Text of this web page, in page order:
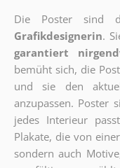
Die Poster sind
Grafikdesignerin.
garantiert
bemüht sich, die
und sie den
anzupassen. Poster
jedes Interieur
Plakate, die von
sondern auch